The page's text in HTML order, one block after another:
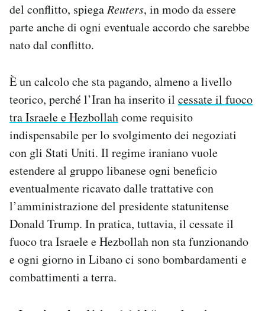
del conflitto, spiega Reuters, in modo da essere
parte anche di ogni eventuale accordo che sarebbe
nato dal conflitto.
È un calcolo che sta pagando, almeno a livello
teorico, perché l’Iran ha inserito il cessate il fuoco
tra Israele e Hezbollahcome requisito
indispensabile per lo svolgimento dei negoziati
con gli Stati Uniti. Il regime iraniano vuole
estendere al gruppo libanese ogni beneficio
eventualmente ricavato dalle trattative con
l’amministrazione del presidente statunitense
Donald Trump. In pratica, tuttavia, il cessate il
fuoco tra Israele e Hezbollah non sta funzionando
e ogni giorno in Libano ci sono bombardamenti e
combattimenti a terra.